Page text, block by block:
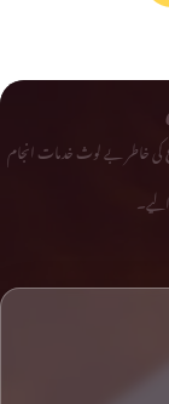
کی خاطر بے لوث خدمات انجام